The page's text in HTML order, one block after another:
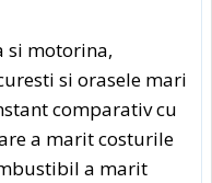
si motorina,
si orasele mari
comparativ cu
a marit costurile
a marit